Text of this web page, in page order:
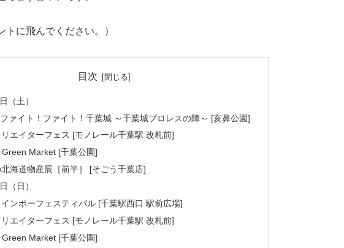
トに飛んでください。）
目次
（土）
ァイト！ファイト！千葉城 ～千葉城プロレスの陣～ [亥鼻公園]
エイターフェス [モノレール千葉駅 改札前]
Green Market [千葉公園]
海道物産展［前半］ [そごう千葉店]
（日）
ンボーフェスティバル [千葉駅西口 駅前広場]
エイターフェス [モノレール千葉駅 改札前]
Green Market [千葉公園]